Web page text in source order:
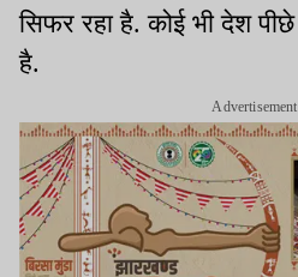
सिफर रहा है. कोई भी देश
है.
Advertisement